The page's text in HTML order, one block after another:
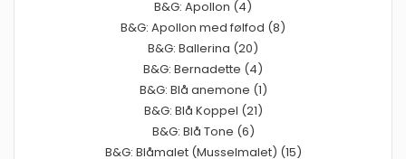
B&G: Apollon (4)
B&G: Apollon med følfod (8)
B&G: Ballerina (20)
B&G: Bernadette (4)
B&G: Blå anemone (1)
B&G: Blå Koppel (21)
B&G: Blå Tone (6)
B&G: Blåmalet (Musselmalet) (15)